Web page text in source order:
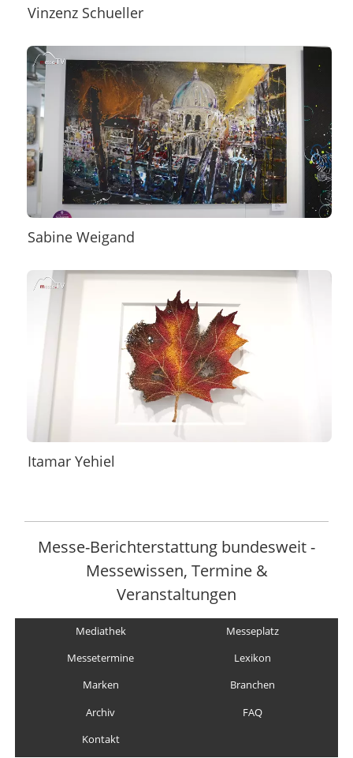
Vinzenz Schueller
Sabine Weigand
Itamar Yehiel
Messe-Berichterstattung bundesweit -
Messewissen, Termine &
Veranstaltungen
Mediathek
Messeplatz
Messetermine
Lexikon
Marken
Branchen
Archiv
FAQ
Kontakt